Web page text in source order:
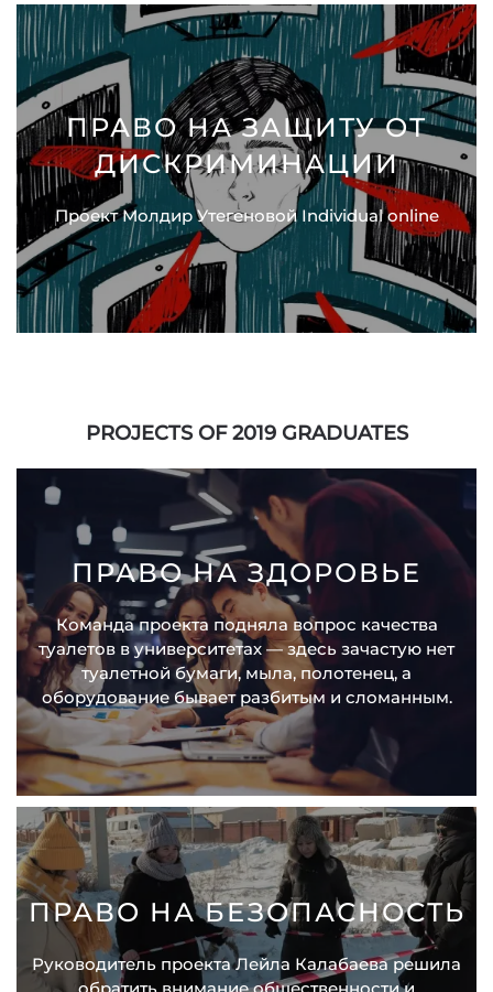
ПРАВО НА ЗАЩИТУ ОТ
ДИСКРИМИНАЦИИ
Проект Молдир Утегеновой Individual online
PROJECTS OF 2019 GRADUATES
ПРАВО НА ЗДОРОВЬЕ
Команда проекта подняла вопрос качества
туалетов в университетах — здесь зачастую нет
туалетной бумаги, мыла, полотенец, а
оборудование бывает разбитым и сломанным.
ПРАВО НА БЕЗОПАСНОСТЬ
Руководитель проекта Лейла Калабаева решила